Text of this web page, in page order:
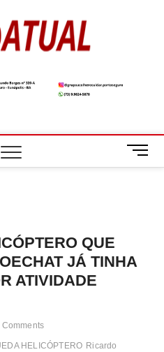
M
e
t
QUE
JÁ TINHA
ATIVIDADE
HELICÓPTERO Ricardo